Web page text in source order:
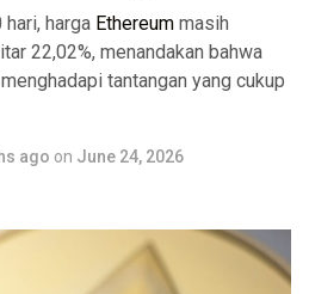
harga Ethereum masih
22,02%, menandakan bahwa
tantangan yang cukup
ago on June 24, 2026